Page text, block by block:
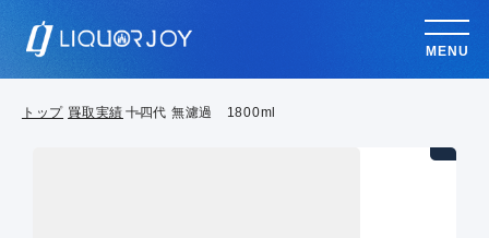
MENU
トップ 買取実績 十四代 無濾過 1800ml